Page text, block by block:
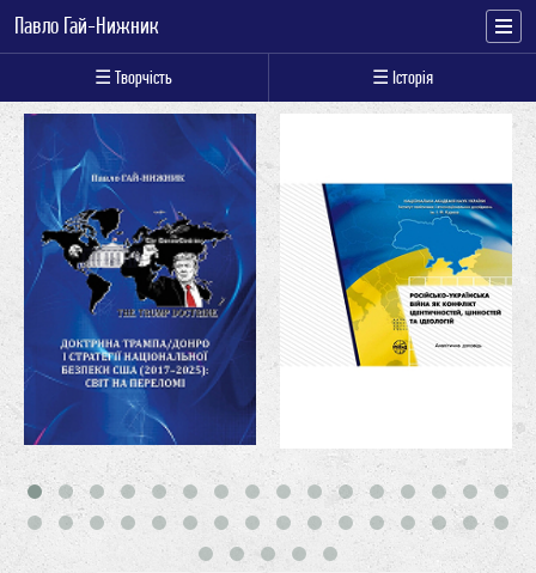
Павло Гай-Нижник
☰ Творчість ☰ Історія